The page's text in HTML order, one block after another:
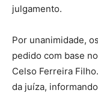
julgamento.
Por unanimidade,
pedido com base
Celso Ferreira
da juíza,